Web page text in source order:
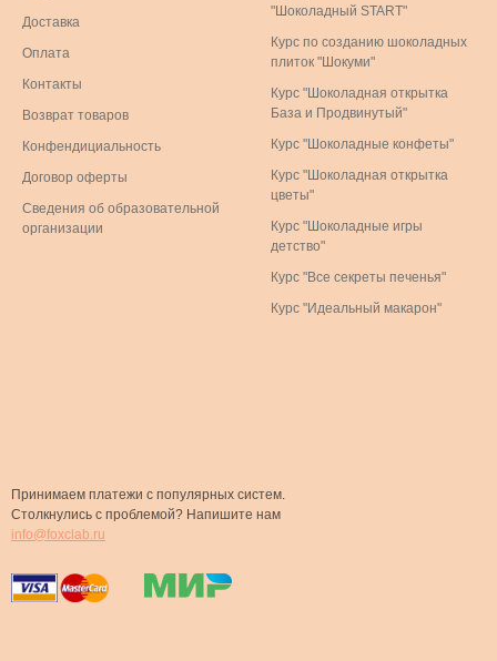
Доставка
Оплата
Контакты
Возврат товаров
Конфендициальность
Договор оферты
Сведения об образовательной
организации
"Шоколадный START"
Курс по созданию шоколадных
плиток "Шокуми"
Курс "Шоколадная открытка
База и Продвинутый"
Курс "Шоколадные конфеты"
Курс "Шоколадная открытка
цветы"
Курс "Шоколадные игры
детство"
Курс "Все секреты печенья"
Курс "Идеальный макарон"
Принимаем платежи с популярных систем.
Столкнулись с проблемой? Напишите нам
info@foxclab.ru